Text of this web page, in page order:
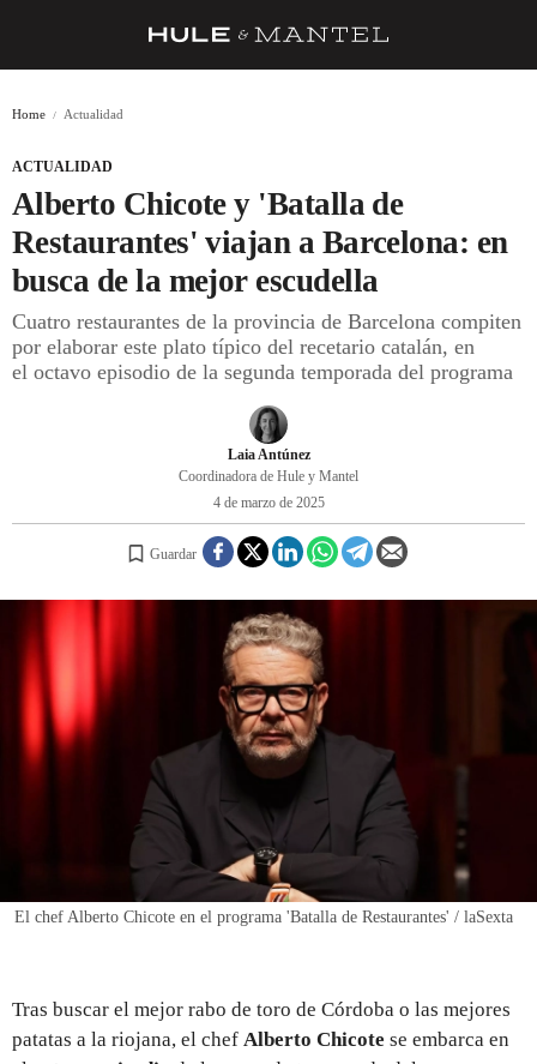
BARRAS Y ESTRELLAS
DÓNDE COMER
ÍDOLOS DE MESAS
CUADERNO DE VIAJE
REGISTRO
INICIAR SESIÓN
Home Actualidad
ACTUALIDAD
Alberto Chicote y 'Batalla de
Restaurantes' viajan a Barcelona: en
busca de la mejor escudella
Cuatro restaurantes de la provincia de Barcelona compiten
por elaborar este plato típico del recetario catalán, en
el octavo episodio de la segunda temporada del programa
Laia Antúnez
Coordinadora de Hule y Mantel
4 de marzo de 2025
Guardar
El chef Alberto Chicote en el programa 'Batalla de Restaurantes' / laSexta
Tras buscar el mejor rabo de toro de Córdoba o las mejores
patatas a la riojana, el chef Alberto Chicote se embarca en